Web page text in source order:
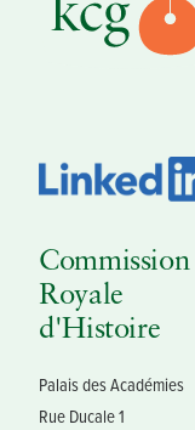
Commission
Royale
d'Histoire
Palais des Académies
Rue Ducale 1